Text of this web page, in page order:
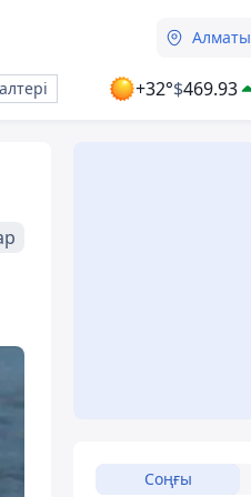
Алматы
+32°$469.93
Соңғы